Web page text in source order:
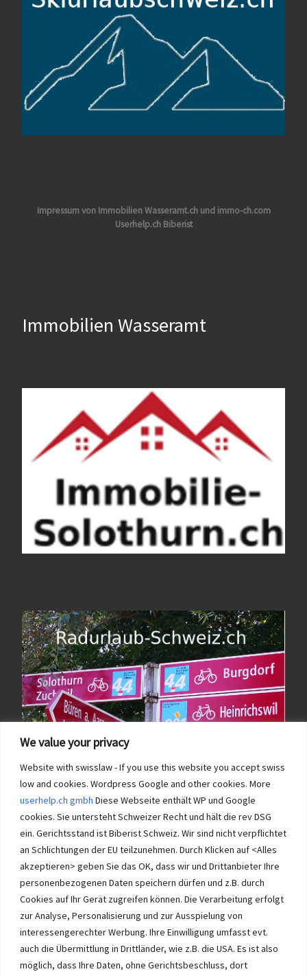
We value your privacy
Website with swisslaw - If you use this website you accept swiss
low and cookies. Wordpress Google and other cookies. More
userhelp.ch gmbh Diese Webseite enthält WP und Google
cookies. Sie untersteht Schweizer Recht und hält die rev DSG
ein. Gerichtsstand ist Biberist Schweiz. Wir sind nicht verpflichtet
an Schlichtungen der EU teilzunehmen. Durch Klicken auf <Alles
akzeptieren> geben Sie das OK, dass wir und Drittanbieter Ihre
personenbezogenen Daten speichern dürfen und z.B. durch
Cookies auf Ihr Gerät zugreifen können. Die Verarbeitung erfolgt
zur Analyse, Personalisierung und zur Ausspielung von
interessengerechter Werbung. Ihre Einwilligung umfasst evt.
auch die Übermittlung in Drittländer, wie z.B. die USA. Es ist also
möglich, dass Ihre Daten, ohne Gerichtsbeschluss, dort
Impressum von Immobilien Wasseramt.ch und immo-ch.com
Userhelp.ch Biberist
Immobilien Wasseramt
Immobilien im Wasseramt haben bei Immobilie-Solothurn.ch
Vorrang und die besten Konditionen beim Verkauf. Kein Immobilien
Verkauf im Wasseramt ohne unsere Offerte. Bei uns wählen Sie,
Immobilien selber verkaufen mit unserer Beratung? Auch das geht!